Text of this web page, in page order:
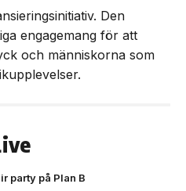
Den
engagemang för att
och människorna som
party på Plan B